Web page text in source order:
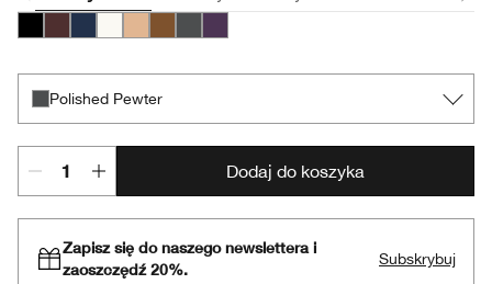
Polished Pewter
Dodaj do koszyka
Zapisz się do naszego newslettera i
zaoszczędź 20%.
Subskrybuj